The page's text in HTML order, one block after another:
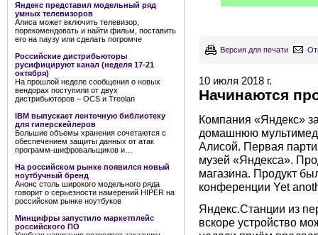
Яндекс представил модельный ряд
умных телевизоров
Алиса может включить телевизор,
порекомендовать и найти фильм, поставить
его на паузу или сделать погромче
Российские дистрибьюторы
русифицируют канал (неделя 17-21
октября)
На прошлой неделе сообщения о новых
вендорах поступили от двух
дистрибьюторов – OCS и Treolan
IBM выпускает ленточную библиотеку
для гиперскейлеров
Большие объемы хранения сочетаются с
обеспечением защиты данных от атак
программ-шифровальщиков и…
На российском рынке появился новый
ноутбучный бренд
Анонс столь широкого модельного ряда
говорит о серьезности намерений HIPER на
российском рынке ноутбуков
Минцифры запустило маркетплейс
российского ПО
Версия для печати
10 июля 2018 г.
Начинаются
Компания «Яндекс»
домашнюю
Алисой. Первая
музей «Яндекса».
магазина. Продукт
конференции Yet
Яндекс.Станции из
вскоре устройство